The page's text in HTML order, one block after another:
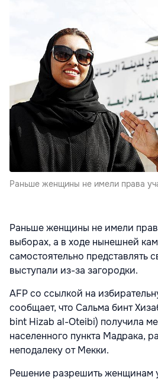
Раньше женщины не имели права
Раньше женщины не имели
выборах, а в ходе нынешней
самостоятельно представлять
выступали из-за загородки.
AFP со ссылкой на
сообщает, что Сальма бинт
bint Hizab al-Oteibi) получила
населенного пункта Мадрака,
неподалеку от Мекки.
Решение разрешить женщинам